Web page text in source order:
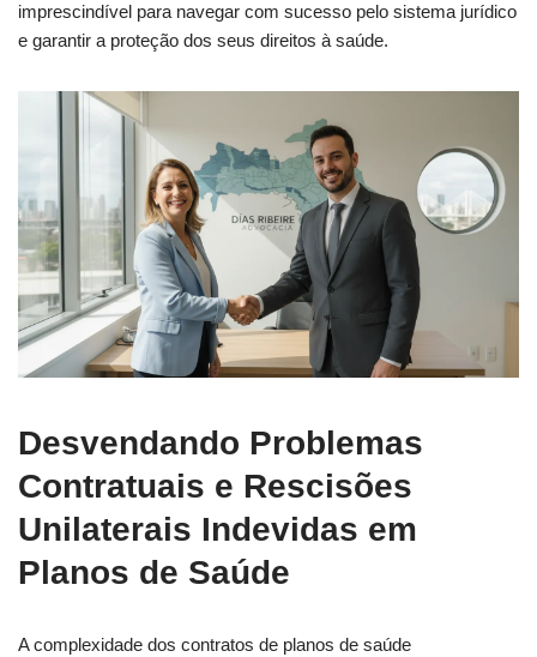
imprescindível para navegar com sucesso pelo sistema jurídico
e garantir a proteção dos seus direitos à saúde.
Desvendando Problemas
Contratuais e Rescisões
Unilaterais Indevidas em
Planos de Saúde
A complexidade dos contratos de planos de saúde